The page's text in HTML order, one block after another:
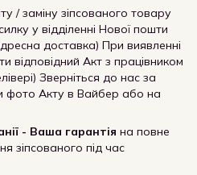
/ заміну зіпсованого товару
у відділенні Нової пошти
доставка) При виявленні
відповідний Акт з працівником
Зверніться до нас за
фото Акту в Вайбер або на
- Ваша гарантія на повне
зіпсованого під час